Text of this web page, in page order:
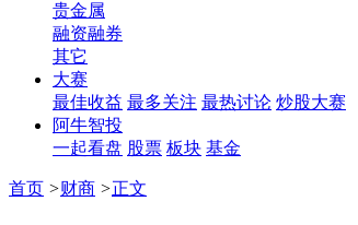
贵金属
融资融券
其它
大赛
最佳收益 最多关注 最热讨论 炒股大赛
阿牛智投
一起看盘 股票 板块 基金
首页 >财商 >正文